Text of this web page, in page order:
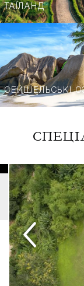
ТАЇЛАНД
СЕЙШЕЛЬСЬКІ